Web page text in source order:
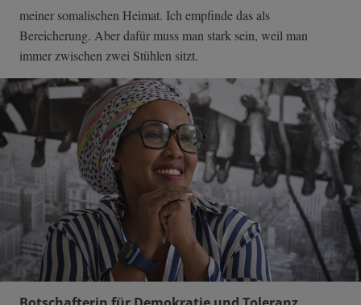
meiner somalischen Heimat. Ich empfinde das als
Bereicherung. Aber dafür muss man stark sein, weil man
immer zwischen zwei Stühlen sitzt.